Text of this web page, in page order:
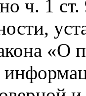
ч. 1
«О